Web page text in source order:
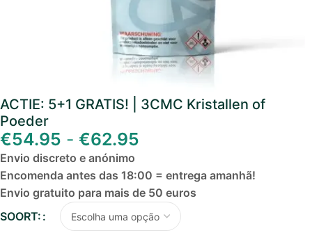
ACTIE: 5+1 GRATIS! | 3CMC Kristallen of
Poeder
€54.95 - €62.95
Envio discreto e anónimo
Encomenda antes das 18:00 = entrega amanhã!
Envio gratuito para mais de 50 euros
SOORT: